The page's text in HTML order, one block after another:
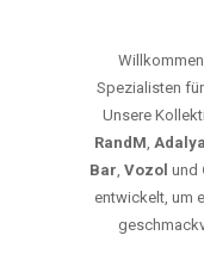
Spezialisten
Unsere
RandM, Adalya
Bar, Vozol und
entwickelt, um